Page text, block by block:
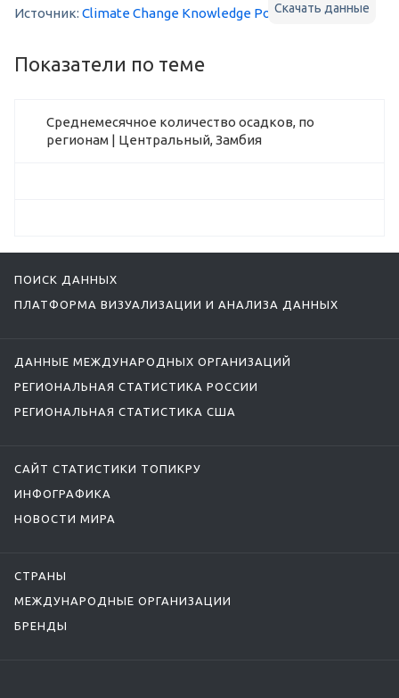
Скачать данные
Источник: Climate Change Knowledge Portal
Показатели по теме
Среднемесячное количество осадков, по
регионам | Центральный, Замбия
ПОИСК ДАННЫХ
ПЛАТФОРМА ВИЗУАЛИЗАЦИИ И АНАЛИЗА ДАННЫХ
ДАННЫЕ МЕЖДУНАРОДНЫХ ОРГАНИЗАЦИЙ
РЕГИОНАЛЬНАЯ СТАТИСТИКА РОССИИ
РЕГИОНАЛЬНАЯ СТАТИСТИКА США
САЙТ СТАТИСТИКИ ТОПИКРУ
ИНФОГРАФИКА
НОВОСТИ МИРА
СТРАНЫ
МЕЖДУНАРОДНЫЕ ОРГАНИЗАЦИИ
БРЕНДЫ